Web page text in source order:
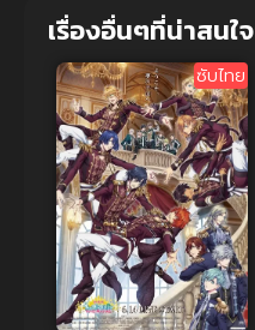
เรื่องอื่นๆที่น่าสนใจ
ซับไทย